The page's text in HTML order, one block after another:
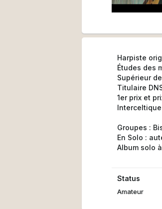
Harpiste
Études des
Supérieur
Titulaire
1er prix et
Groupes :
En Solo :
Album solo
Status
Amateur